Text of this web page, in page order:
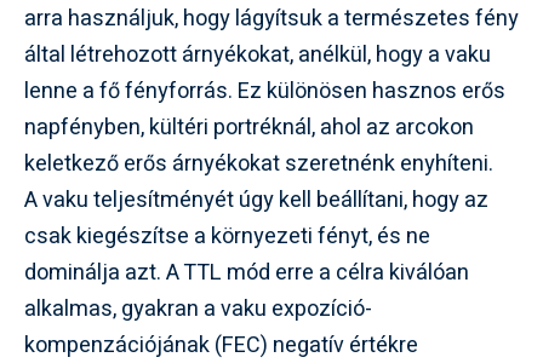
arra használjuk, hogy lágyítsuk a természetes fény
által létrehozott árnyékokat, anélkül, hogy a vaku
lenne a fő fényforrás. Ez különösen hasznos erős
napfényben, kültéri portréknál, ahol az arcokon
keletkező erős árnyékokat szeretnénk enyhíteni.
A vaku teljesítményét úgy kell beállítani, hogy az
csak kiegészítse a környezeti fényt, és ne
dominálja azt. A TTL mód erre a célra kiválóan
alkalmas, gyakran a vaku expozíció-
kompenzációjának (FEC) negatív értékre